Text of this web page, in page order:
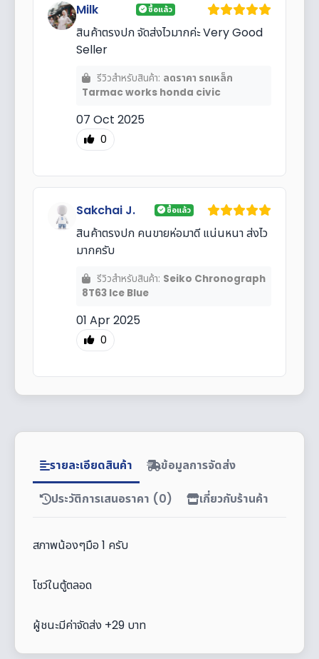
Milk ซื้อแล้ว
สินค้าตรงปก จัดส่งไวมากค่ะ Very Good
Seller
รีวิวสำหรับสินค้า: ลดราคา รถเหล็ก
Tarmac works honda civic
07 Oct 2025
0
Sakchai J. ซื้อแล้ว
สินค้าตรงปก คนขายห่อมาดี แน่นหนา ส่งไว
มากครับ
รีวิวสำหรับสินค้า: Seiko Chronograph
8T63 Ice Blue
01 Apr 2025
0
รายละเอียดสินค้า ข้อมูลการจัดส่ง
ประวัติการเสนอราคา (0) เกี่ยวกับร้านค้า
สภาพน้องๆมือ 1 ครับ
โชว์ในตู้ตลอด
ผู้ชนะมีค่าจัดส่ง +29 บาท